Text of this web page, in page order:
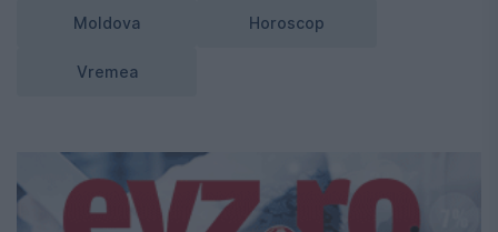
Moldova Horoscop
Vremea